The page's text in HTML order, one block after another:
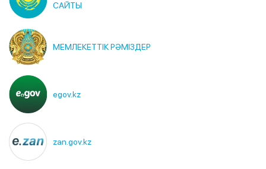
САЙТЫ
МЕМЛЕКЕТТІК РӘМІЗДЕР
egov.kz
zan.gov.kz